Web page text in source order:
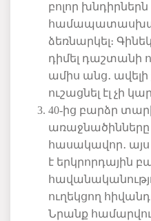
բոլոր խնդիրներն
ձեռնարկել։
դիմել դաշտանի
ամիս անց․ ավելի
ուշացնել էլ չի
40-ից բարձր
առաջնածինները
հասակավոր․ այս
է երկրորդային
ուղեկցող
Նրանք